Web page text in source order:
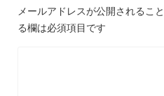
メールアドレスが公開されるこ
る欄は必須項目です